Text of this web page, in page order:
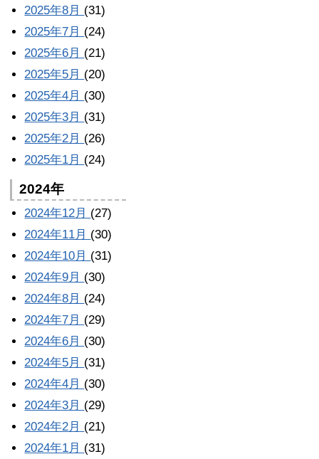
2025年8月 (31)
2025年7月 (24)
2025年6月 (21)
2025年5月 (20)
2025年4月 (30)
2025年3月 (31)
2025年2月 (26)
2025年1月 (24)
2024年
2024年12月 (27)
2024年11月 (30)
2024年10月 (31)
2024年9月 (30)
2024年8月 (24)
2024年7月 (29)
2024年6月 (30)
2024年5月 (31)
2024年4月 (30)
2024年3月 (29)
2024年2月 (21)
2024年1月 (31)